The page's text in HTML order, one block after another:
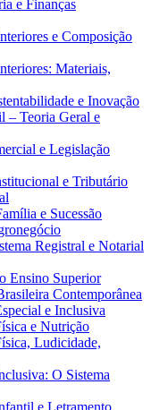
e Finanças
e Composição
Materiais,
e Inovação
– Teoria Geral e
e Legislação
e Tributário
e Sucessão
Registral e Notarial
Ensino Superior
Contemporânea
e Inclusiva
e Nutrição
Ludicidade,
O Sistema